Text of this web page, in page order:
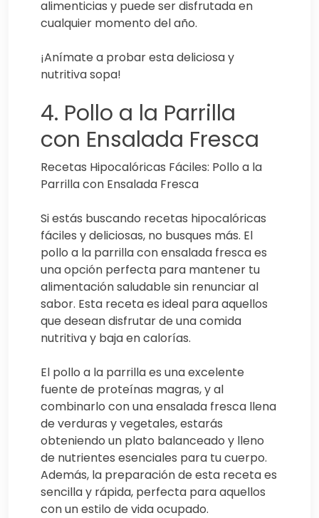
alimenticias y puede ser disfrutada en
cualquier momento del año.
¡Anímate a probar esta deliciosa y
nutritiva sopa!
4. Pollo a la Parrilla
con Ensalada Fresca
Recetas Hipocalóricas Fáciles: Pollo a la
Parrilla con Ensalada Fresca
Si estás buscando recetas hipocalóricas
fáciles y deliciosas, no busques más. El
pollo a la parrilla con ensalada fresca es
una opción perfecta para mantener tu
alimentación saludable sin renunciar al
sabor. Esta receta es ideal para aquellos
que desean disfrutar de una comida
nutritiva y baja en calorías.
El pollo a la parrilla es una excelente
fuente de proteínas magras, y al
combinarlo con una ensalada fresca llena
de verduras y vegetales, estarás
obteniendo un plato balanceado y lleno
de nutrientes esenciales para tu cuerpo.
Además, la preparación de esta receta es
sencilla y rápida, perfecta para aquellos
con un estilo de vida ocupado.